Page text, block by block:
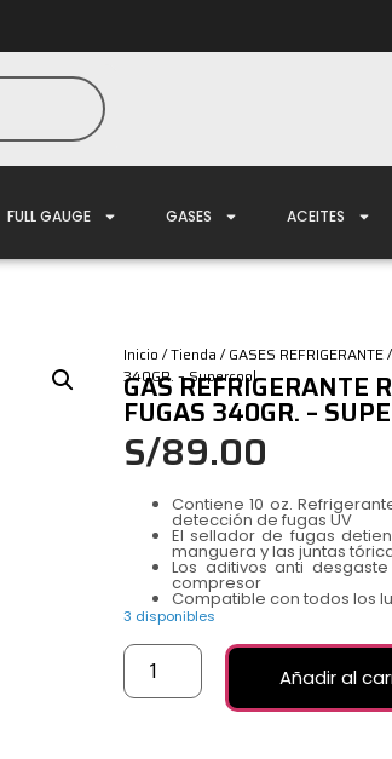
FULL GAUGE GASES ACEITES
Inicio /Tienda /GASES REFRIGERANTE/
340GR. – Supercool
GAS REFRIGERANTE
FUGAS 340GR. –
S/89.00
Contiene 10 oz.
detección de fugas UV
El sellador de fugas
manguera y las juntas
Los aditivos anti
compresor
Compatible con todos los
3 disponibles
Añadir al